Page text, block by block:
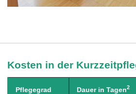
Kosten in der
Pflegegrad Dauer in Tagen2